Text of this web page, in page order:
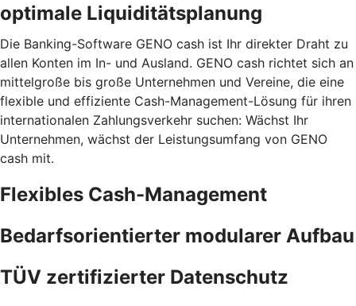
optimale Liquiditätsplanung
Die Banking-Software GENO cash ist Ihr direkter Draht zu
allen Konten im In- und Ausland. GENO cash richtet sich an
mittelgroße bis große Unternehmen und Vereine, die eine
flexible und effiziente Cash-Management-Lösung für ihren
internationalen Zahlungsverkehr suchen: Wächst Ihr
Unternehmen, wächst der Leistungsumfang von GENO
cash mit.
Flexibles Cash-Management
Bedarfsorientierter modularer Aufbau
TÜV zertifizierter Datenschutz